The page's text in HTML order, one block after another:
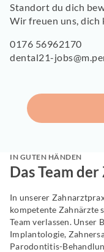
Standort du dich
Wir freuen uns, dich
0176 56962170
dental21-
IN GUTEN HÄNDEN
Das Team
In unserer
kompetente Zahnärzte
Team verlassen. Unser
Implantologie,
Parodontitis-